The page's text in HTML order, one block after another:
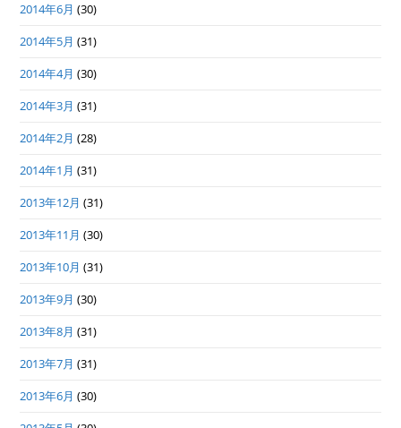
2014年6月 (30)
2014年5月 (31)
2014年4月 (30)
2014年3月 (31)
2014年2月 (28)
2014年1月 (31)
2013年12月 (31)
2013年11月 (30)
2013年10月 (31)
2013年9月 (30)
2013年8月 (31)
2013年7月 (31)
2013年6月 (30)